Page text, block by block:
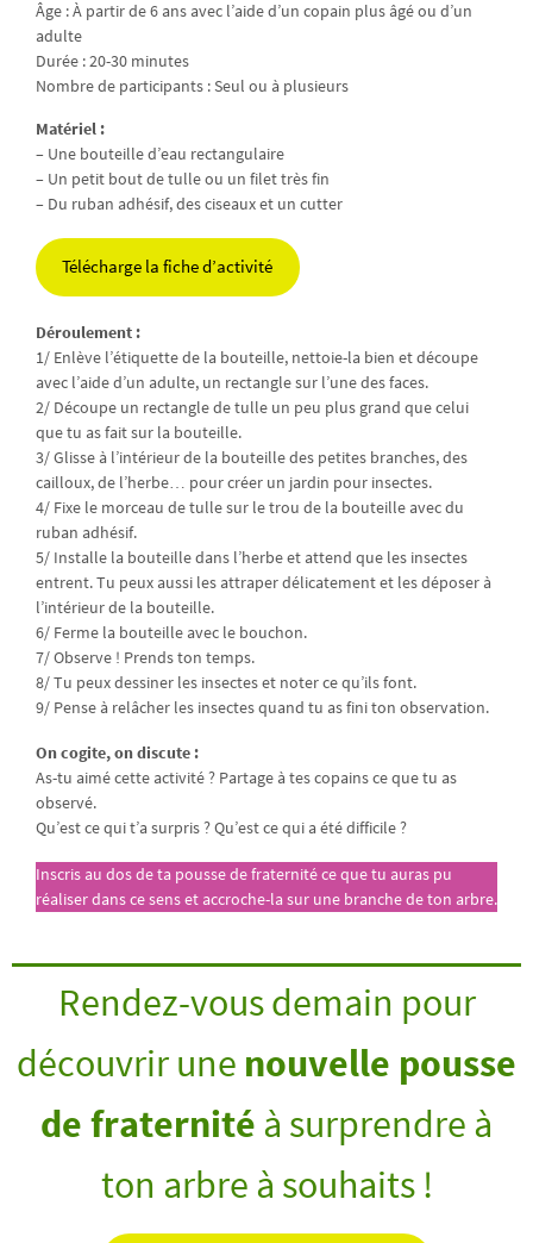
Âge : À partir de 6 ans avec l’aide d’un copain plus âgé ou d’un
adulte
Durée : 20-30 minutes
Nombre de participants : Seul ou à plusieurs
Matériel :
– Une bouteille d’eau rectangulaire
– Un petit bout de tulle ou un filet très fin
– Du ruban adhésif, des ciseaux et un cutter
Télécharge la fiche d’activité
Déroulement :
1/ Enlève l’étiquette de la bouteille, nettoie-la bien et découpe
avec l’aide d’un adulte, un rectangle sur l’une des faces.
2/ Découpe un rectangle de tulle un peu plus grand que celui
que tu as fait sur la bouteille.
3/ Glisse à l’intérieur de la bouteille des petites branches, des
cailloux, de l’herbe… pour créer un jardin pour insectes.
4/ Fixe le morceau de tulle sur le trou de la bouteille avec du
ruban adhésif.
5/ Installe la bouteille dans l’herbe et attend que les insectes
entrent. Tu peux aussi les attraper délicatement et les déposer à
l’intérieur de la bouteille.
6/ Ferme la bouteille avec le bouchon.
7/ Observe ! Prends ton temps.
8/ Tu peux dessiner les insectes et noter ce qu’ils font.
9/ Pense à relâcher les insectes quand tu as fini ton observation.
On cogite, on discute :
As-tu aimé cette activité ? Partage à tes copains ce que tu as
observé.
Qu’est ce qui t’a surpris ? Qu’est ce qui a été difficile ?
Inscris au dos de ta pousse de fraternité ce que tu auras pu
réaliser dans ce sens et accroche-la sur une branche de ton arbre.
Rendez-vous demain pour
découvrir une nouvelle pousse
de fraternité à surprendre à
ton arbre à souhaits !